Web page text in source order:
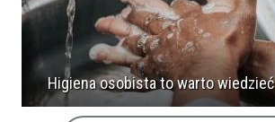
Higiena osobista to warto wiedzieć